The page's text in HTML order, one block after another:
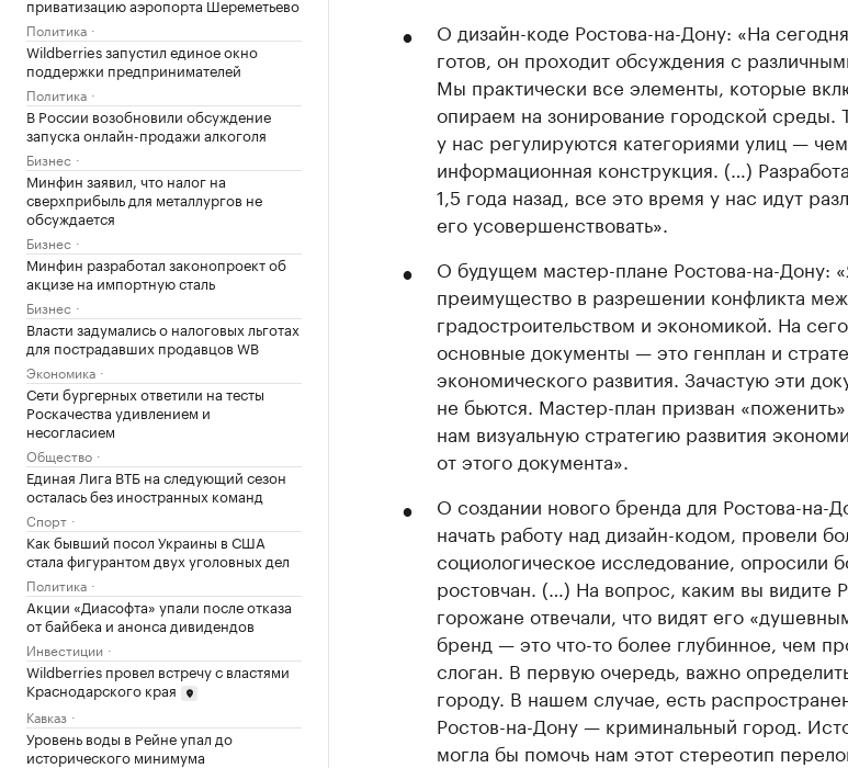
приватизацию аэропорта Шереметьево
Политика
Wildberries запустил единое окно
поддержки предпринимателей
Политика
В России возобновили обсуждение
запуска онлайн-продажи алкоголя
Бизнес
Минфин заявил, что налог на
сверхприбыль для металлургов не
обсуждается
Бизнес
Минфин разработал законопроект об
акцизе на импортную сталь
Бизнес
Власти задумались о налоговых льготах
для пострадавших продавцов WB
Экономика
Сети бургерных ответили на тесты
Роскачества удивлением и
несогласием
Общество
Единая Лига ВТБ на следующий сезон
осталась без иностранных команд
Спорт
Как бывший посол Украины в США
стала фигурантом двух уголовных дел
Политика
Акции «Диасофта» упали после отказа
от байбека и анонса дивидендов
Инвестиции
Wildberries провел встречу с властями
Краснодарского края
Кавказ
Уровень воды в Рейне упал до
исторического минимума
О дизайн-коде Ростова-на-Дону: «На
готов, он проходит обсуждения с
Мы практически все элементы, которые
опираем на зонирование городской среды.
у нас регулируются категориями улиц —
информационная конструкция. (…)
1,5 года назад, все это время у нас идут
его усовершенствовать».
О будущем мастер-плане Ростова-на-Дону:
преимущество в разрешении конфликта
градостроительством и экономикой. На
основные документы — это генплан и
экономического развития. Зачастую эти
не бьются. Мастер-план призван
нам визуальную стратегию развития
от этого документа».
О создании нового бренда для Ростова-
начать работу над дизайн-кодом, провели
социологическое исследование, опросили
ростовчан. (…) На вопрос, каким вы видите
горожане отвечали, что видят его
бренд — это что-то более глубинное, чем
слоган. В первую очередь, важно
городу. В нашем случае, есть
Ростов-на-Дону — криминальный город.
могла бы помочь нам этот стереотип